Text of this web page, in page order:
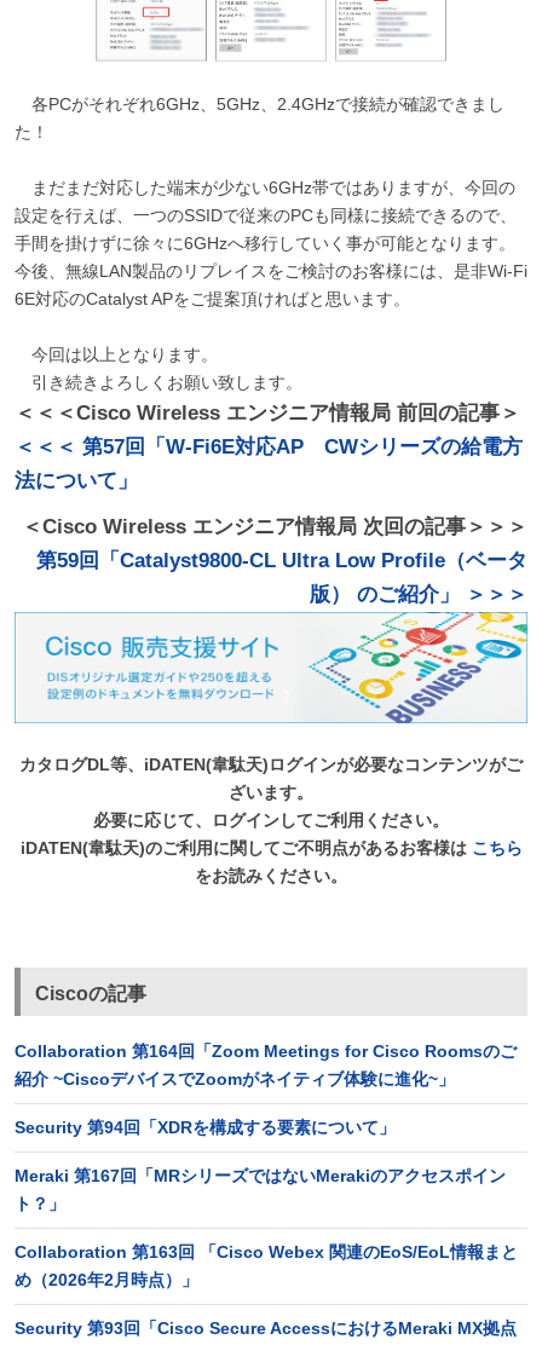
各PCがそれぞれ6GHz、5GHz、2.4GHzで接続が確認できまし
た！
まだまだ対応した端末が少ない6GHz帯ではありますが、今回の
設定を行えば、一つのSSIDで従来のPCも同様に接続できるので、
手間を掛けずに徐々に6GHzへ移行していく事が可能となります。
今後、無線LAN製品のリプレイスをご検討のお客様には、是非Wi-Fi
6E対応のCatalyst APをご提案頂ければと思います。
今回は以上となります。
引き続きよろしくお願い致します。
＜＜＜Cisco Wireless エンジニア情報局 前回の記事＞
＜＜＜ 第57回「W-Fi6E対応AP CWシリーズの給電方
法について」
＜Cisco Wireless エンジニア情報局 次回の記事＞＞＞
第59回「Catalyst9800-CL Ultra Low Profile（ベータ
版） のご紹介」 ＞＞＞
カタログDL等、iDATEN(韋駄天)ログインが必要なコンテンツがご
ざいます。
必要に応じて、ログインしてご利用ください。
iDATEN(韋駄天)のご利用に関してご不明点があるお客様は こちら
をお読みください。
Ciscoの記事
Collaboration 第164回「Zoom Meetings for Cisco Roomsのご
紹介 ~CiscoデバイスでZoomがネイティブ体験に進化~」
Security 第94回「XDRを構成する要素について」
Meraki 第167回「MRシリーズではないMerakiのアクセスポイン
ト？」
Collaboration 第163回 「Cisco Webex 関連のEoS/EoL情報まと
め（2026年2月時点）」
Security 第93回「Cisco Secure AccessにおけるMeraki MX拠点